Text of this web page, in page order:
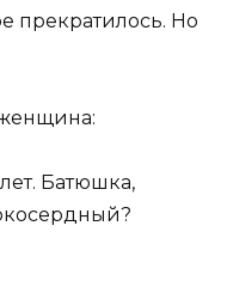
прекратилось. Но
Батюшка,